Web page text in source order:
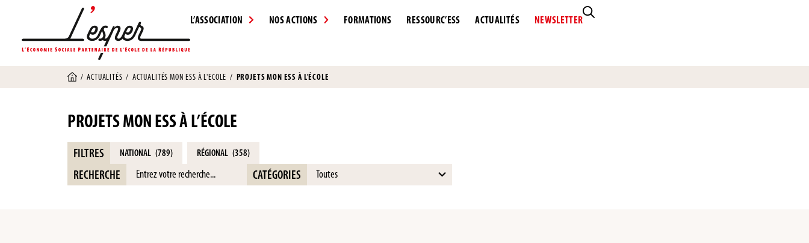
L’ASSOCIATION NOS ACTIONS FORMATIONS RESSOURC’ESS ACTUALITÉS NEWSLETTER
/ACTUALITÉS / ACTUALITÉS MON ESS À L'ECOLE / PROJETS MON ESS À L'ÉCOLE
PROJETS MON ESS À L’ÉCOLE
FILTRES NATIONAL (789) RÉGIONAL (358)
RECHERCHE CATÉGORIES
results